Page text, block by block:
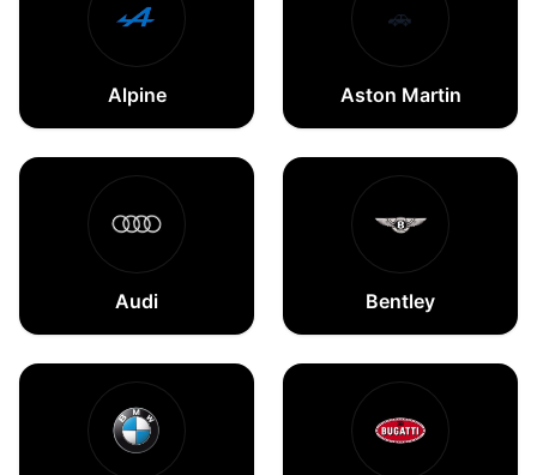
Alpine
🚗
Aston Martin
Audi Bentley